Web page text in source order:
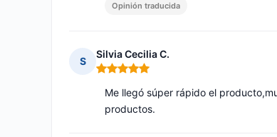
Opinión traducida
S
Silvia Cecilia C.
Nota: 5 de 5
Me llegó súper rápido el
productos.